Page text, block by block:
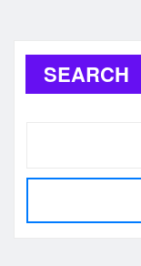
SEARCH